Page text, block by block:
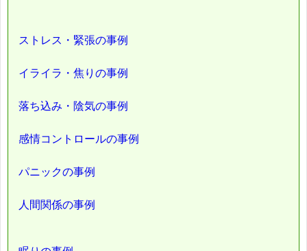
ストレス・緊張の事例
イライラ・焦りの事例
落ち込み・陰気の事例
感情コントロールの事例
パニックの事例
人間関係の事例